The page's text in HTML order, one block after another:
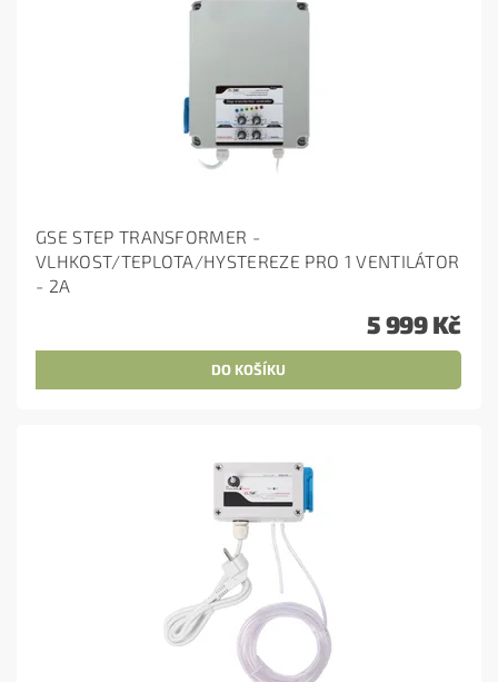
GSE STEP TRANSFORMER -
VLHKOST/TEPLOTA/HYSTEREZE PRO 1 VENTILÁTOR
- 2A
5 999 Kč